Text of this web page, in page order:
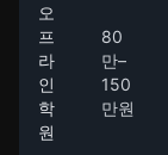
오
프
라
인
학
원
80
만–
150
만원